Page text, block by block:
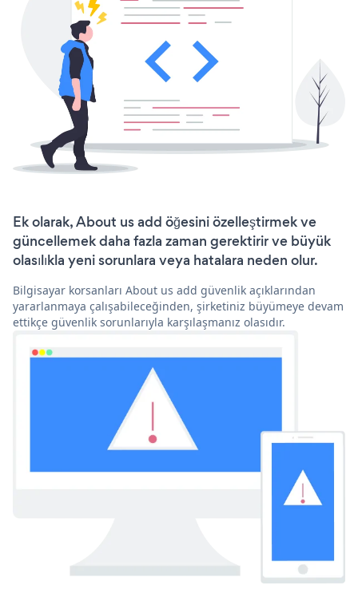
Ek olarak, About us add öğesini özelleştirmek ve
güncellemek daha fazla zaman gerektirir ve büyük
olasılıkla yeni sorunlara veya hatalara neden olur.
Bilgisayar korsanları About us add güvenlik açıklarından
yararlanmaya çalışabileceğinden, şirketiniz büyümeye devam
ettikçe güvenlik sorunlarıyla karşılaşmanız olasıdır.